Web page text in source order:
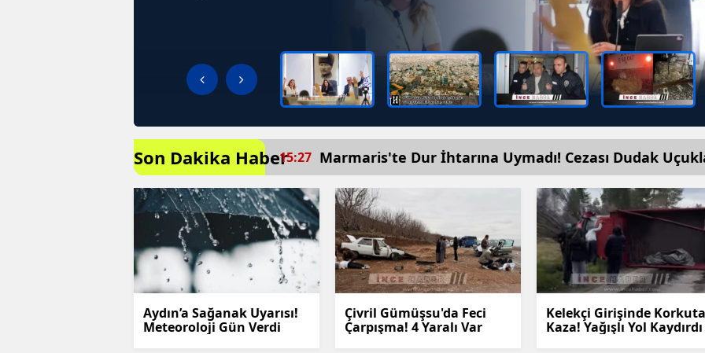
Son Dakika Haber
Çiçeklerle Karşılandı 15:27 Marmaris'te Dur İhtarına Uymadı! Cezası Dudak
Aydın’a Sağanak Uyarısı!
Meteoroloji Gün Verdi
Çivril Gümüşsu'da Feci
Çarpışma! 4 Yaralı Var
Kelekçi Girişinde
Kaza! Yağışlı Yol Kaydırdı